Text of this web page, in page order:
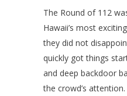
The Round of 112
Hawaii’s most
they did not
quickly got things
and deep backdoor
the crowd’s attention.